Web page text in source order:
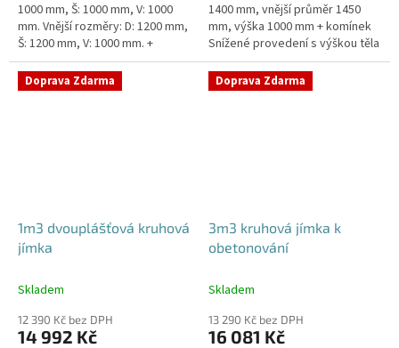
1000 mm, Š: 1000 mm, V: 1000
mm. Vnější rozměry: D: 1200 mm,
Š: 1200 mm, V: 1000 mm. +
komínek. Jímka vhodná pod
parkovací stání, komunikace...
1400 mm, vnější průměr 1450
mm, výška 1000 mm + komínek
Snížené provedení s výškou těla
pouhý 1m! Kvalitní, pevná jímka
bez potřeby obetonování...
Doprava Zdarma
1m3 dvouplášťová kruhová
jímka
Skladem
12 390 Kč bez DPH
14 992 Kč
Doprava Zdarma
3m3 kruhová jímka k
obetonování
Skladem
13 290 Kč bez DPH
16 081 Kč